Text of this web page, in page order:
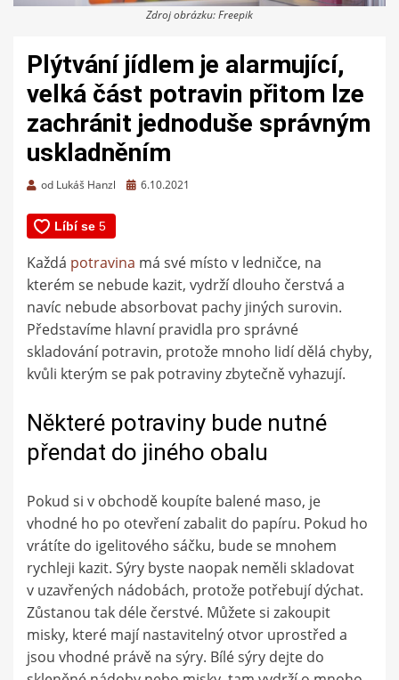
Zdroj obrázku: Freepik
Plýtvání jídlem je alarmující,
velká část potravin přitom lze
zachránit jednoduše správným
uskladněním
od Lukáš Hanzl
Zveřejněno
6.10.2021
Každá potravina má své místo v ledničce, na
kterém se nebude kazit, vydrží dlouho čerstvá a
navíc nebude absorbovat pachy jiných surovin.
Představíme hlavní pravidla pro správné
skladování potravin, protože mnoho lidí dělá chyby,
kvůli kterým se pak potraviny zbytečně vyhazují.
Některé potraviny bude nutné
přendat do jiného obalu
Pokud si v obchodě koupíte balené maso, je
vhodné ho po otevření zabalit do papíru. Pokud ho
vrátíte do igelitového sáčku, bude se mnohem
rychleji kazit. Sýry byste naopak neměli skladovat
v uzavřených nádobách, protože potřebují dýchat.
Zůstanou tak déle čerstvé. Můžete si zakoupit
misky, které mají nastavitelný otvor uprostřed a
jsou vhodné právě na sýry. Bílé sýry dejte do